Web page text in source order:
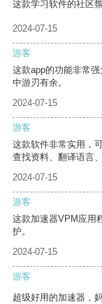
这款学习软件的社区
2024-07-15
游客
这款app的功能非常
中游刃有余。
2024-07-15
游客
这款软件非常实用，
查找资料、翻译语言
2024-07-15
游客
这款加速器VPM应用
护。
2024-07-15
游客
超级好用的加速器，